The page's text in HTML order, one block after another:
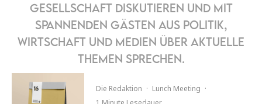
Gesellschaft diskutieren und mit
spannenden Gästen aus Politik,
Wirtschaft und Medien über aktuelle
Themen sprechen.
Die Redaktion · Lunch Meeting ·